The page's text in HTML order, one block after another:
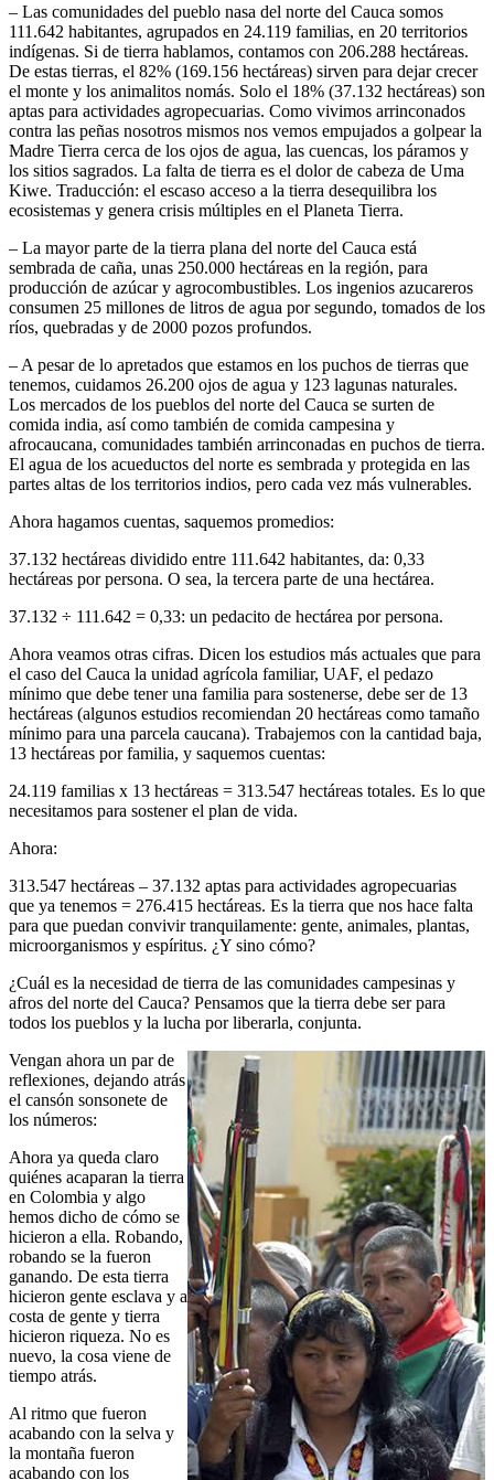
– Las comunidades del pueblo nasa del norte del Cauca somos
111.642 habitantes, agrupados en 24.119 familias, en 20 territorios
indígenas. Si de tierra hablamos, contamos con 206.288 hectáreas.
De estas tierras, el 82% (169.156 hectáreas) sirven para dejar crecer
el monte y los animalitos nomás. Solo el 18% (37.132 hectáreas) son
aptas para actividades agropecuarias. Como vivimos arrinconados
contra las peñas nosotros mismos nos vemos empujados a golpear la
Madre Tierra cerca de los ojos de agua, las cuencas, los páramos y
los sitios sagrados. La falta de tierra es el dolor de cabeza de Uma
Kiwe. Traducción: el escaso acceso a la tierra desequilibra los
ecosistemas y genera crisis múltiples en el Planeta Tierra.
– La mayor parte de la tierra plana del norte del Cauca está
sembrada de caña, unas 250.000 hectáreas en la región, para
producción de azúcar y agrocombustibles. Los ingenios azucareros
consumen 25 millones de litros de agua por segundo, tomados de los
ríos, quebradas y de 2000 pozos profundos.
– A pesar de lo apretados que estamos en los puchos de tierras que
tenemos, cuidamos 26.200 ojos de agua y 123 lagunas naturales.
Los mercados de los pueblos del norte del Cauca se surten de
comida india, así como también de comida campesina y
afrocaucana, comunidades también arrinconadas en puchos de tierra.
El agua de los acueductos del norte es sembrada y protegida en las
partes altas de los territorios indios, pero cada vez más vulnerables.
Ahora hagamos cuentas, saquemos promedios:
37.132 hectáreas dividido entre 111.642 habitantes, da: 0,33
hectáreas por persona. O sea, la tercera parte de una hectárea.
37.132 ÷ 111.642 = 0,33: un pedacito de hectárea por persona.
Ahora veamos otras cifras. Dicen los estudios más actuales que para
el caso del Cauca la unidad agrícola familiar, UAF, el pedazo
mínimo que debe tener una familia para sostenerse, debe ser de 13
hectáreas (algunos estudios recomiendan 20 hectáreas como tamaño
mínimo para una parcela caucana). Trabajemos con la cantidad baja,
13 hectáreas por familia, y saquemos cuentas:
24.119 familias x 13 hectáreas = 313.547 hectáreas totales. Es lo que
necesitamos para sostener el plan de vida.
Ahora:
313.547 hectáreas – 37.132 aptas para actividades agropecuarias
que ya tenemos = 276.415 hectáreas. Es la tierra que nos hace falta
para que puedan convivir tranquilamente: gente, animales, plantas,
microorganismos y espíritus. ¿Y sino cómo?
¿Cuál es la necesidad de tierra de las comunidades campesinas y
afros del norte del Cauca? Pensamos que la tierra debe ser para
todos los pueblos y la lucha por liberarla, conjunta.
Vengan ahora un par de
reflexiones, dejando atrás
el cansón sonsonete de
los números:
Ahora ya queda claro
quiénes acaparan la tierra
en Colombia y algo
hemos dicho de cómo se
hicieron a ella. Robando,
robando se la fueron
ganando. De esta tierra
hicieron gente esclava y a
costa de gente y tierra
hicieron riqueza. No es
nuevo, la cosa viene de
tiempo atrás.
Al ritmo que fueron
acabando con la selva y
la montaña fueron
acabando con los